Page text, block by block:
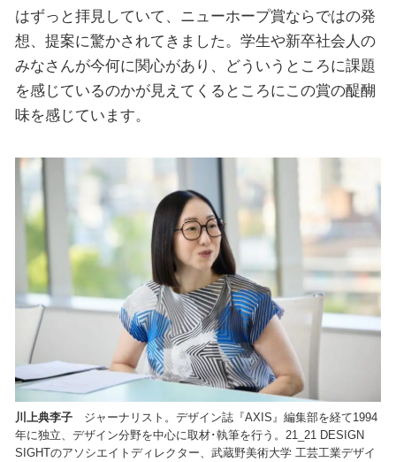
はずっと拝見していて、ニューホープ賞ならではの発
想、提案に驚かされてきました。学生や新卒社会人の
みなさんが今何に関心があり、どういうところに課題
を感じているのかが見えてくるところにこの賞の醍醐
味を感じています。
川上典李子ジャーナリスト。デザイン誌『AXIS』編集部を経て1994
年に独立、デザイン分野を中心に取材･執筆を行う。21_21 DESIGN
SIGHTのアソシエイトディレクター、武蔵野美術大学 工芸工業デザイ